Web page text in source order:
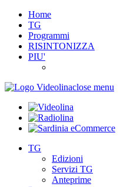
Home
TG
Programmi
RISINTONIZZA
PIU'
close menu
TG
Edizioni
Servizi TG
Anteprime